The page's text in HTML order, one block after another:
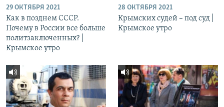
29 ОКТЯБРЯ 2021
Как в позднем СССР.
Почему в России все больше
политзаключенных? |
Крымское утро
28 ОКТЯБРЯ 2021
Крымских судей – под суд |
Крымское утро